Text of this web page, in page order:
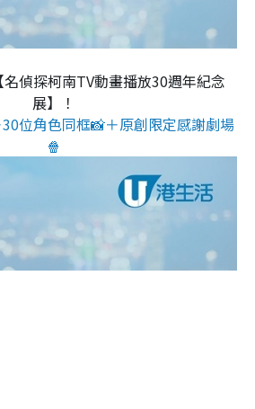
名偵探柯南TV動畫播放30週年紀念
展】！
位角色同框📸＋原創限定感謝劇場
🍿